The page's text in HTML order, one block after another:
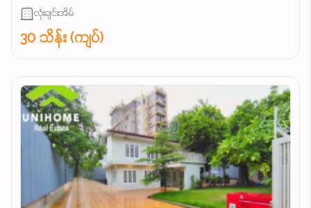
လုံးချင်းအိမ်
30 သိန်း (ကျပ်)